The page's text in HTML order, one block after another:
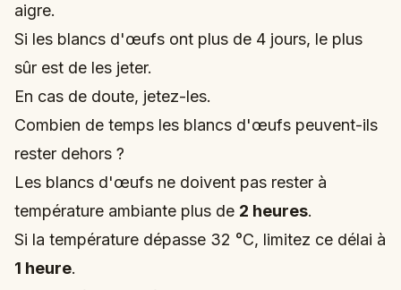
aigre.
Si les blancs d'œufs ont plus de 4 jours, le plus
sûr est de les jeter.
En cas de doute, jetez-les.
Combien de temps les blancs d'œufs peuvent-ils
rester dehors ?
Les blancs d'œufs ne doivent pas rester à
température ambiante plus de 2 heures.
Si la température dépasse 32 °C, limitez ce délai à
1 heure.